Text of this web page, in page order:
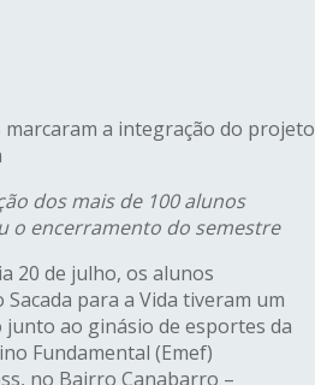
marcaram a integração do projeto
dos mais de 100 alunos
o encerramento do semestre
20 de julho, os alunos
para a Vida tiveram um
ao ginásio de esportes da
Fundamental (Emef)
no Bairro Canabarro –